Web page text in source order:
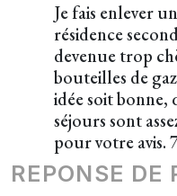
Je fais enlever
résidence
devenue trop
bouteilles de
idée soit bonne,
séjours sont
pour votre avis.
REPONSE DE